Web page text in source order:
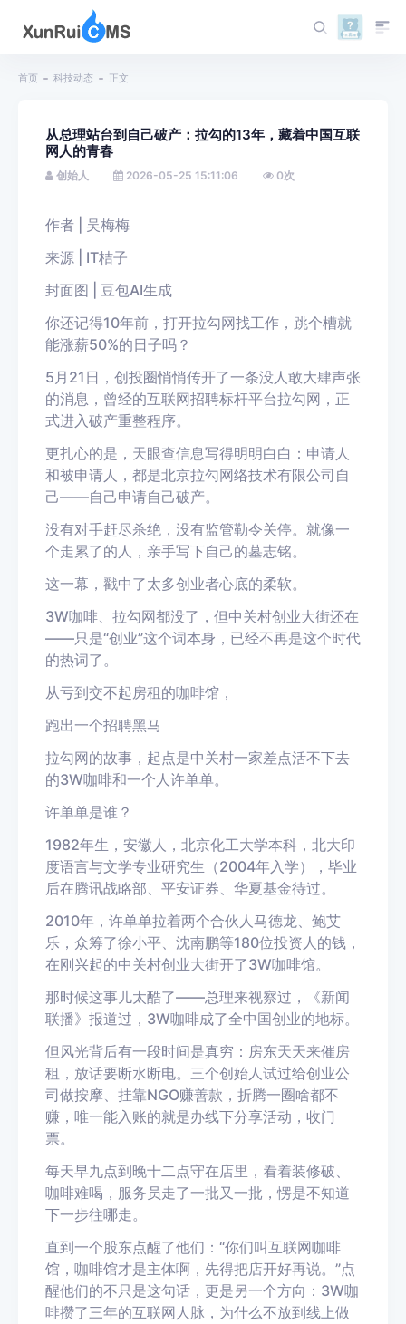
首页 科技动态 正文
从总理站台到自己破产：拉勾的13年，藏着中国互联
网人的青春
创始人 2026-05-25 15:11:06 0次
作者 | 吴梅梅
来源 | IT桔子
封面图 | 豆包AI生成
你还记得10年前，打开拉勾网找工作，跳个槽就
能涨薪50%的日子吗？
5月21日，创投圈悄悄传开了一条没人敢大肆声张
的消息，曾经的互联网招聘标杆平台拉勾网，正
式进入破产重整程序。
更扎心的是，天眼查信息写得明明白白：申请人
和被申请人，都是北京拉勾网络技术有限公司自
己——自己申请自己破产。
没有对手赶尽杀绝，没有监管勒令关停。就像一
个走累了的人，亲手写下自己的墓志铭。
这一幕，戳中了太多创业者心底的柔软。
3W咖啡、拉勾网都没了，但中关村创业大街还在
——只是“创业”这个词本身，已经不再是这个时代
的热词了。
从亏到交不起房租的咖啡馆，
跑出一个招聘黑马
拉勾网的故事，起点是中关村一家差点活不下去
的3W咖啡和一个人许单单。
许单单是谁？
1982年生，安徽人，北京化工大学本科，北大印
度语言与文学专业研究生（2004年入学），毕业
后在腾讯战略部、平安证券、华夏基金待过。
2010年，许单单拉着两个合伙人马德龙、鲍艾
乐，众筹了徐小平、沈南鹏等180位投资人的钱，
在刚兴起的中关村创业大街开了3W咖啡馆。
那时候这事儿太酷了——总理来视察过，《新闻
联播》报道过，3W咖啡成了全中国创业的地标。
但风光背后有一段时间是真穷：房东天天来催房
租，放话要断水断电。三个创始人试过给创业公
司做按摩、挂靠NGO赚善款，折腾一圈啥都不
赚，唯一能入账的就是办线下分享活动，收门
票。
每天早九点到晚十二点守在店里，看着装修破、
咖啡难喝，服务员走了一批又一批，愣是不知道
下一步往哪走。
直到一个股东点醒了他们：“你们叫互联网咖啡
馆，咖啡馆才是主体啊，先得把店开好再说。”点
醒他们的不只是这句话，更是另一个方向：3W咖
啡攒了三年的互联网人脉，为什么不放到线上做